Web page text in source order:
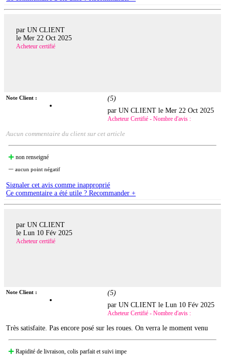
par UN CLIENT
le Mer 22 Oct 2025
Acheteur certifié
Note Client : (5)
par UN CLIENT leMer 22 Oct 2025
Acheteur Certifié - Nombre d'avis :
Aucun commentaire du client sur cet article
non renseigné
aucun point négatif
Signaler cet avis comme inapproprié
Ce commentaire a été utile ? Recommander +
par UN CLIENT
le Lun 10 Fév 2025
Acheteur certifié
Note Client : (5)
par UN CLIENT leLun 10 Fév 2025
Acheteur Certifié - Nombre d'avis :
Très satisfaite. Pas encore posé sur les roues. On verra le moment venu
Rapidité de livraison, colis parfait et suivi impe